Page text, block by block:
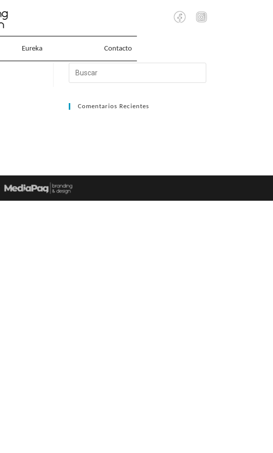
Eureka Contacto
Comentarios Recientes